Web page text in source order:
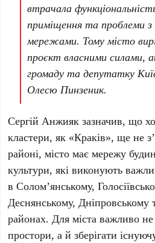
втрачала
приміщення та проблеми
мережами. Тому місто
проєкт власними силами,
громаду та депутатку
Олесю Пинзеник.
Сергій Анжияк зазначив, що
кластери, як «Краків», ще не
районі, місто має мережу
культури, які виконують
вСолом’янському,
Деснянському,Дніпровському
районах. Для міста важливо
простори, а й зберігати